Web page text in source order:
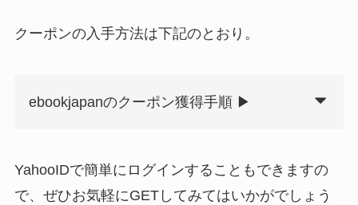
クーポンの入手方法は下記のとおり。
ebookjapanのクーポン獲得手順 ▶
YahooIDで簡単にログインすることもできますの
で、ぜひお気軽にGETしてみてはいかがでしょう